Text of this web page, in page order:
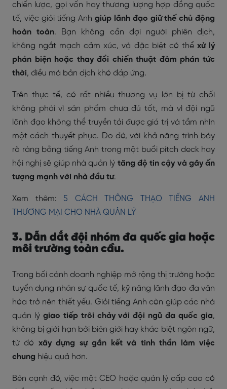
chiến lược, gọi vốn hay thương lượng hợp đồng quốc
tế, việc giỏi tiếng Anhgiúp lãnh đạo giữ thế chủ động
hoàn toàn. Bạn không cần đợi người phiên dịch,
không ngắt mạch cảm xúc, và đặc biệt có thể xử lý
phản biện hoặc thay đổi chiến thuật đàm phán tức
thời, điều mà bản dịch khó đáp ứng.
Trên thực tế, có rất nhiều thương vụ lớn bị từ chối
không phải vì sản phẩm chưa đủ tốt, mà vì đội ngũ
lãnh đạo không thể truyền tải được giá trị và tầm nhìn
một cách thuyết phục. Do đó, với khả năng trình bày
rõ ràng bằng tiếng Anh trong một buổi pitch deck hay
hội nghị sẽ giúp nhà quản lý tăng độ tin cậy và gây ấn
tượng mạnh với nhà đầu tư.
Xem thêm: 5 CÁCH THÔNG THẠO TIẾNG ANH
THƯƠNG MẠI CHO NHÀ QUẢN LÝ
3. Dẫn dắt đội nhóm đa quốc gia hoặc
môi trường toàn cầu.
Trong bối cảnh doanh nghiệp mở rộng thị trường hoặc
tuyển dụng nhân sự quốc tế, kỹ năng lãnh đạo đa văn
hóa trở nên thiết yếu. Giỏi tiếng Anh còn giúp các nhà
quản lý giao tiếp trôi chảy với đội ngũ đa quốc gia,
không bị giới hạn bởi biên giới hay khác biệt ngôn ngữ,
từ đó xây dựng sự gắn kết và tinh thần làm việc
chung hiệu quả hơn.
Bên cạnh đó, việc một CEO hoặc quản lý cấp cao có